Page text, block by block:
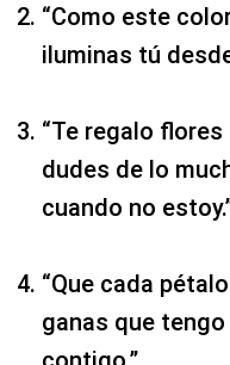
“Como este
iluminas tú
“Te regalo
dudes de lo
cuando no
“Que cada
ganas que